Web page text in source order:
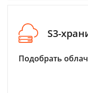
S3-
Подобрать